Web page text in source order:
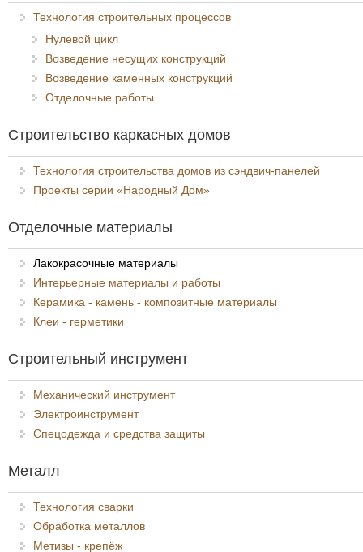
Технология строительных процессов
Нулевой цикл
Возведение несущих конструкций
Возведение каменных конструкций
Отделочные работы
Строительство каркасных домов
Технология строительства домов из сэндвич-панелей
Проекты серии «Народный Дом»
Отделочные материалы
Лакокрасочные материалы
Интерьерные материалы и работы
Керамика - камень - композитные материалы
Клеи - герметики
Строительный инструмент
Механический инструмент
Электроинструмент
Спецодежда и средства защиты
Металл
Технология сварки
Обработка металлов
Метизы - крепёж